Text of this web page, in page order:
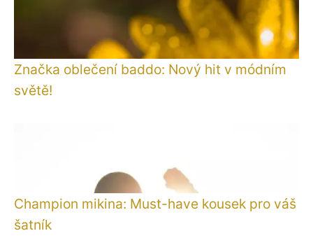
Značka oblečení baddo: Nový hit v módním
světě!
Champion mikina: Must-have kousek pro váš
šatník